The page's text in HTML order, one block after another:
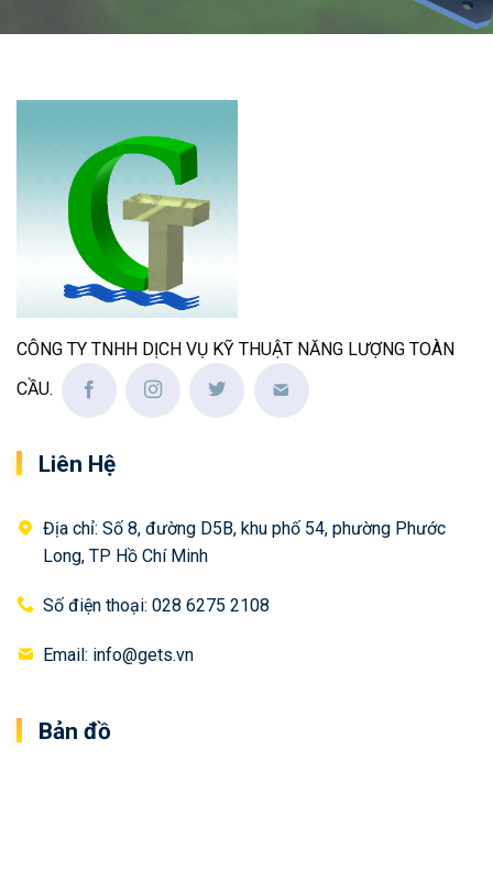
CÔNG TY TNHH DỊCH VỤ KỸ THUẬT NĂNG LƯỢNG TOÀN
CẦU.
Liên Hệ
Địa chỉ: Số 8, đường D5B, khu phố 54, phường Phước
Long, TP Hồ Chí Minh
Số điện thoại: 028 6275 2108
Email: info@gets.vn
Bản đồ